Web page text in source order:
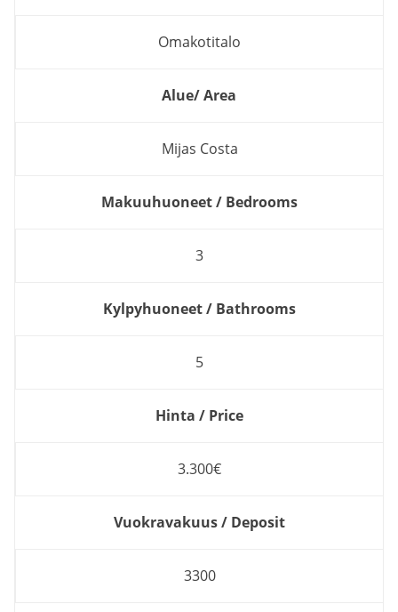
Omakotitalo
Alue/ Area
Mijas Costa
Makuuhuoneet / Bedrooms
3
Kylpyhuoneet / Bathrooms
5
Hinta / Price
3.300€
Vuokravakuus / Deposit
3300